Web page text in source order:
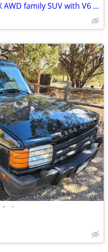
Reliable 2020 Honda Pilot EX AWD family SUV with V6 power
• •